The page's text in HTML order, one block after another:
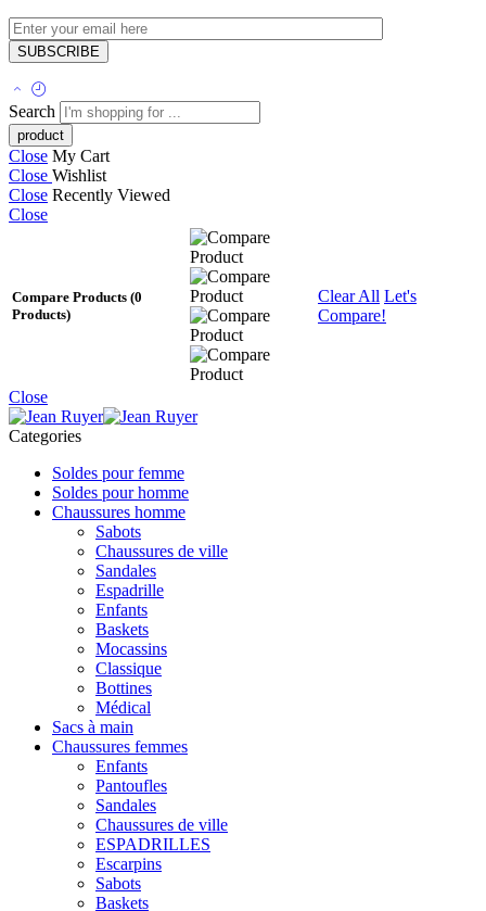
Search
Close My Cart
Close Wishlist
Close Recently Viewed
Close
Compare Products (0
Products)
Clear All Let's
Compare!
Close
Categories
Soldes pour femme
Soldes pour homme
Chaussures homme
Sabots
Chaussures de ville
Sandales
Espadrille
Enfants
Baskets
Mocassins
Classique
Bottines
Médical
Sacs à main
Chaussures femmes
Enfants
Pantoufles
Sandales
Chaussures de ville
ESPADRILLES
Escarpins
Sabots
Baskets